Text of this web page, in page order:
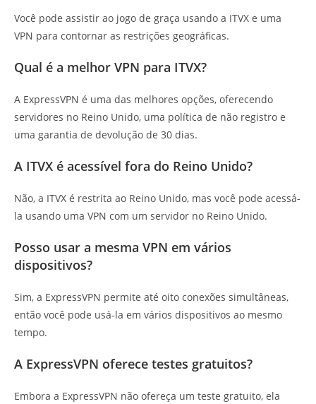
Você pode assistir ao jogo de graça usando a ITVX e uma
VPN para contornar as restrições geográficas.
Qual é a melhor VPN para ITVX?
A ExpressVPN é uma das melhores opções, oferecendo
servidores no Reino Unido, uma política de não registro e
uma garantia de devolução de 30 dias.
A ITVX é acessível fora do Reino Unido?
Não, a ITVX é restrita ao Reino Unido, mas você pode acessá-
la usando uma VPN com um servidor no Reino Unido.
Posso usar a mesma VPN em vários
dispositivos?
Sim, a ExpressVPN permite até oito conexões simultâneas,
então você pode usá-la em vários dispositivos ao mesmo
tempo.
A ExpressVPN oferece testes gratuitos?
Embora a ExpressVPN não ofereça um teste gratuito, ela